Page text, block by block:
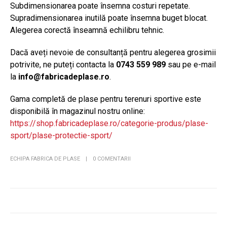
Subdimensionarea poate însemna costuri repetate.
Supradimensionarea inutilă poate însemna buget blocat.
Alegerea corectă înseamnă echilibru tehnic.
Dacă aveți nevoie de consultanță pentru alegerea grosimii
potrivite, ne puteți contacta la 0743 559 989 sau pe e-mail
la info@fabricadeplase.ro.
Gama completă de plase pentru terenuri sportive este
disponibilă în magazinul nostru online:
https://shop.fabricadeplase.ro/categorie-produs/plase-
sport/plase-protectie-sport/
ECHIPA FABRICA DE PLASE 0 COMENTARII